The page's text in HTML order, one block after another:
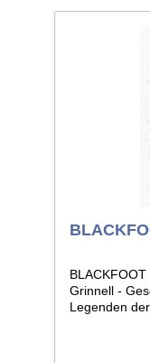
Grinnell -
Legenden